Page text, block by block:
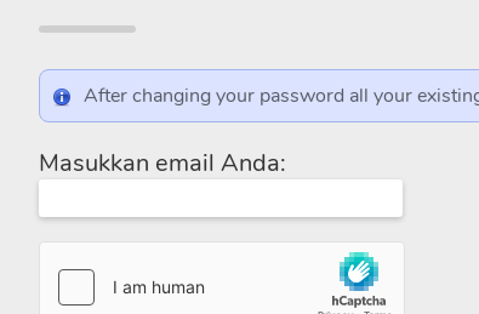
After changing your password all your
Masukkan email Anda: